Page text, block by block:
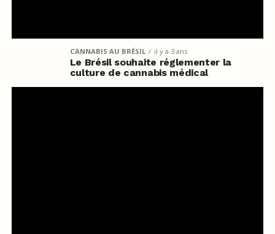
CANNABIS AU BRÉSIL il y a 3 ans
Le Brésil souhaite réglementer la
culture de cannabis médical